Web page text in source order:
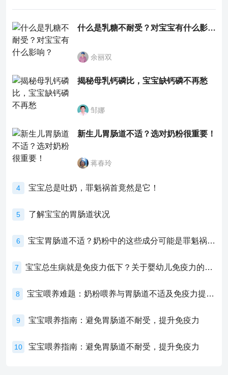
什么是乳糖不耐受？对宝宝有什么影响？
余丽双
揭秘母乳钙磷比，宝宝缺钙磷不再愁
邹娜
新生儿胃肠道不适？选对奶粉很重要！
蒋春玲
4 宝宝总是吐奶，罪魁祸首竟然是它！
5 了解宝宝的胃肠道状况
6 宝宝胃肠道不适？奶粉中的这些成分可能是罪魁祸首！
7 宝宝总生病就是免疫力低下？关于婴幼儿免疫力的真相，家长必须了解！
8 宝宝喂养难题：奶粉喂养与胃肠道不适及免疫力提升的奥秘
9 宝宝喂养指南：避免胃肠道不耐受，提升免疫力
10 宝宝喂养指南：避免胃肠道不耐受，提升免疫力